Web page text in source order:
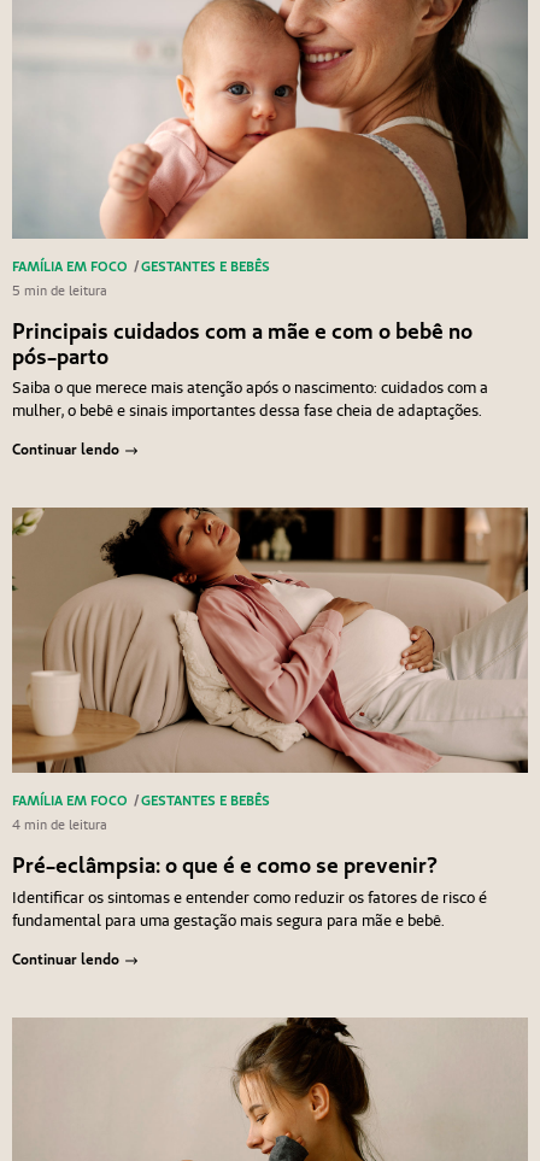
FAMÍLIA EM FOCO /GESTANTES E BEBÊS
5 min de leitura
Principais cuidados com a mãe e com o bebê no
pós-parto
Saiba o que merece mais atenção após o nascimento: cuidados com a
mulher, o bebê e sinais importantes dessa fase cheia de adaptações.
Continuar lendo
FAMÍLIA EM FOCO /GESTANTES E BEBÊS
4 min de leitura
Pré-eclâmpsia: o que é e como se prevenir?
Identificar os sintomas e entender como reduzir os fatores de risco é
fundamental para uma gestação mais segura para mãe e bebê.
Continuar lendo